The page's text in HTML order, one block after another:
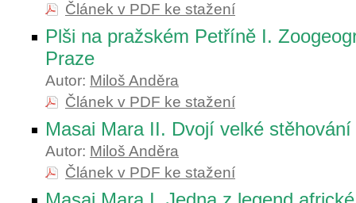
Článek v PDF ke stažení
Plši na pražském Petříně I.
Praze
Autor: Miloš Anděra
Článek v PDF ke stažení
Masai Mara II. Dvojí velké stěhování
Autor: Miloš Anděra
Článek v PDF ke stažení